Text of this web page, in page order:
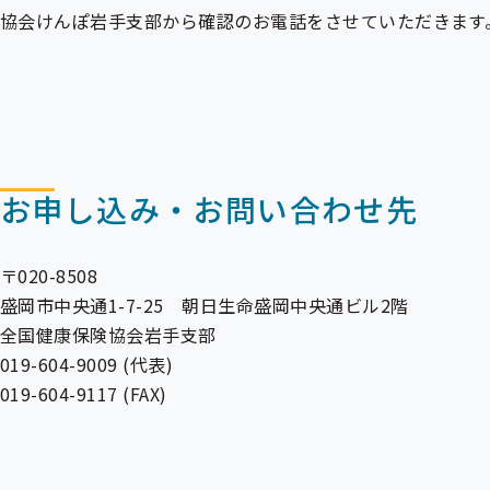
協会けんぽ岩手支部から確認のお電話をさせていただきます
お申し込み・お問い合わせ先
〒020-8508
盛岡市中央通1-7-25 朝日生命盛岡中央通ビル2階
全国健康保険協会岩手支部
019-604-9009 (代表)
019-604-9117 (FAX)